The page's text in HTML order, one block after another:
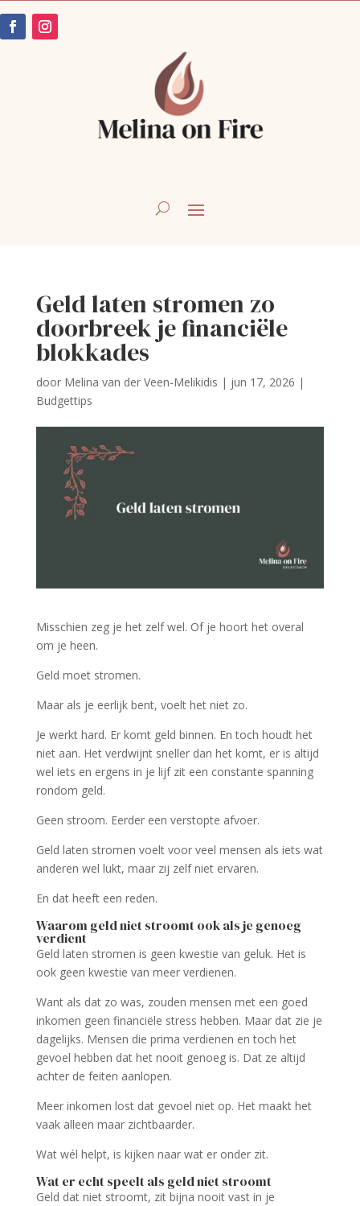
Geld laten stromen zo
doorbreek je financiële
blokkades
door Melina van der Veen-Melikidis | jun 17, 2026 |
Budgettips
Misschien zeg je het zelf wel. Of je hoort het overal
om je heen.
Geld moet stromen.
Maar als je eerlijk bent, voelt het niet zo.
Je werkt hard. Er komt geld binnen. En toch houdt het
niet aan. Het verdwijnt sneller dan het komt, er is altijd
wel iets en ergens in je lijf zit een constante spanning
rondom geld.
Geen stroom. Eerder een verstopte afvoer.
Geld laten stromen voelt voor veel mensen als iets wat
anderen wel lukt, maar zij zelf niet ervaren.
En dat heeft een reden.
Waarom geld niet stroomt ook als je genoeg
verdient
Geld laten stromen is geen kwestie van geluk. Het is
ook geen kwestie van meer verdienen.
Want als dat zo was, zouden mensen met een goed
inkomen geen financiële stress hebben. Maar dat zie je
dagelijks. Mensen die prima verdienen en toch het
gevoel hebben dat het nooit genoeg is. Dat ze altijd
achter de feiten aanlopen.
Meer inkomen lost dat gevoel niet op. Het maakt het
vaak alleen maar zichtbaarder.
Wat wél helpt, is kijken naar wat er onder zit.
Wat er echt speelt als geld niet stroomt
Geld dat niet stroomt, zit bijna nooit vast in je